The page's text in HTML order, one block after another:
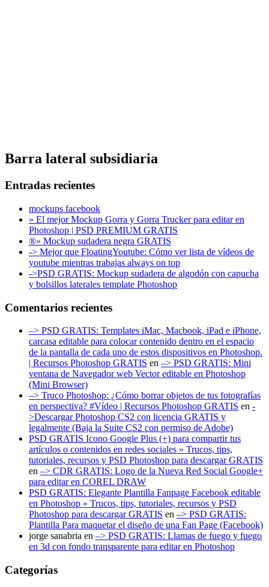
Barra lateral subsidiaria
Entradas recientes
mockups facebook
» El mejor Mockup Gorra y Gorra Trucker para editar en
Photoshop | PSD PREMIUM GRATIS
®» Mockup sudadera negra GRATIS
-> Mejor que FloatingYoutube: Cómo ver lista de vídeos de
youtube mientras trabajas always on top
->PSD GRATIS: Mockup sudadera de algodón con capucha
y bolsillos laterales template Photoshop
Comentarios recientes
–> PSD GRATIS: Templates iMac, Macbook, iPad e iPhone,
carcasa editable para colocar contenido dentro en el espacio
de la pantalla de cada uno de estos dispositivos en Photoshop.
| Recursos Photoshop GRATIS en –> PSD GRATIS: Mini
ventana de Navegador web Vector editable en Photoshop
(Mini Browser)
–> Truco Photoshop: ¿Cómo borrar objetos de tus fotografías
en perspectiva? #Vídeo | Recursos Photoshop GRATIS en -
>Descargar Photoshop CS2 con licencia GRATIS y
legalmente (Baja la Suite CS2 con permiso de Adobe)
PSD GRATIS Icono Google Plus (+) para compartir tus
artículos o contenidos en redes sociales » Trucos, tips,
tutoriales, recursos y PSD Photoshop para descargar GRATIS
en –> CDR GRATIS: Logo de la Nueva Red Social Google+
para editar en COREL DRAW
PSD GRATIS: Elegante Plantilla Fanpage Facebook editable
en Photoshop » Trucos, tips, tutoriales, recursos y PSD
Photoshop para descargar GRATIS en –> PSD GRATIS:
Plantilla Para maquetar el diseño de una Fan Page (Facebook)
jorge sanabria en –> PSD GRATIS: Llamas de fuego y fuego
en 3d con fondo transparente para editar en Photoshop
Categorías